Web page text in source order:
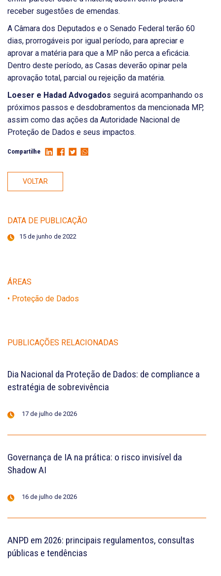
receber sugestões de emendas.
A Câmara dos Deputados e o Senado Federal terão 60
dias, prorrogáveis por igual período, para apreciar e
aprovar a matéria para que a MP não perca a eficácia.
Dentro deste período, as Casas deverão opinar pela
aprovação total, parcial ou rejeição da matéria.
Loeser e Hadad Advogados seguirá acompanhando os
próximos passos e desdobramentos da mencionada MP,
assim como das ações da Autoridade Nacional de
Proteção de Dados e seus impactos.
Compartilhe
VOLTAR
DATA DE PUBLICAÇÃO
15 de junho de 2022
ÁREAS
• Proteção de Dados
PUBLICAÇÕES RELACIONADAS
Dia Nacional da Proteção de Dados: de compliance a
estratégia de sobrevivência
17 de julho de 2026
Governança de IA na prática: o risco invisível da
Shadow AI
16 de julho de 2026
ANPD em 2026: principais regulamentos, consultas
públicas e tendências